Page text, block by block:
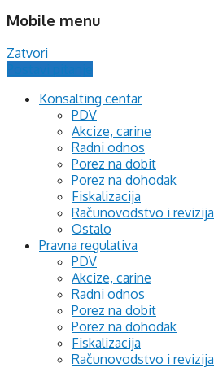
Mobile menu
Zatvori
Konsalting centar
PDV
Akcize, carine
Radni odnos
Porez na dobit
Porez na dohodak
Fiskalizacija
Računovodstvo i revizija
Ostalo
Pravna regulativa
PDV
Akcize, carine
Radni odnos
Porez na dobit
Porez na dohodak
Fiskalizacija
Računovodstvo i revizija